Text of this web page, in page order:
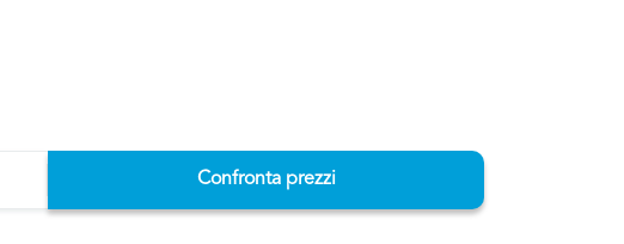
Confronta prezzi